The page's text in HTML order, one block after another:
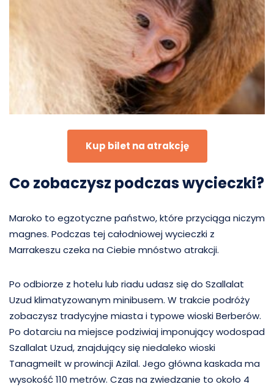
Kup bilet na atrakcję
Co zobaczysz podczas wycieczki?
Maroko to egzotyczne państwo, które przyciąga niczym
magnes. Podczas tej całodniowej wycieczki z
Marrakeszu czeka na Ciebie mnóstwo atrakcji.
Po odbiorze z hotelu lub riadu udasz się do Szallalat
Uzud klimatyzowanym minibusem. W trakcie podróży
zobaczysz tradycyjne miasta i typowe wioski Berberów.
Po dotarciu na miejsce podziwiaj imponujący wodospad
Szallalat Uzud, znajdujący się niedaleko wioski
Tanagmeilt w prowincji Azilal. Jego główna kaskada ma
wysokość 110 metrów. Czas na zwiedzanie to około 4